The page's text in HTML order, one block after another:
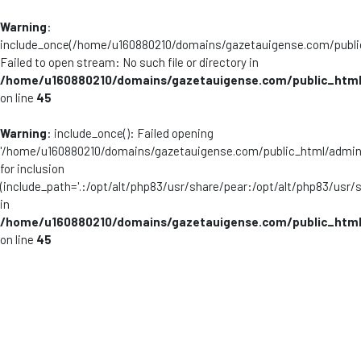
Warning:
include_once(/home/u160880210/domains/gazetauigense.com/
Failed to open stream: No such file or directory in
/home/u160880210/domains/gazetauigense.com/
on line 45
Warning: include_once(): Failed opening
'/home/u160880210/domains/gazetauigense.com/public_html/
for inclusion
(include_path='.:/opt/alt/php83/usr/share/pear:/opt/alt/php83/
in
/home/u160880210/domains/gazetauigense.com/
on line 45